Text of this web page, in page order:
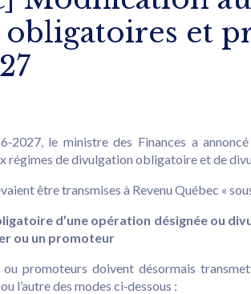
et
le ministre des Finances a
régimes de divulgation obligatoire et de
être transmises à Revenu Québec «
d’une opération désignée ou
ou un promoteur
promoteurs doivent désormais
l’autre des modes ci‑dessous :